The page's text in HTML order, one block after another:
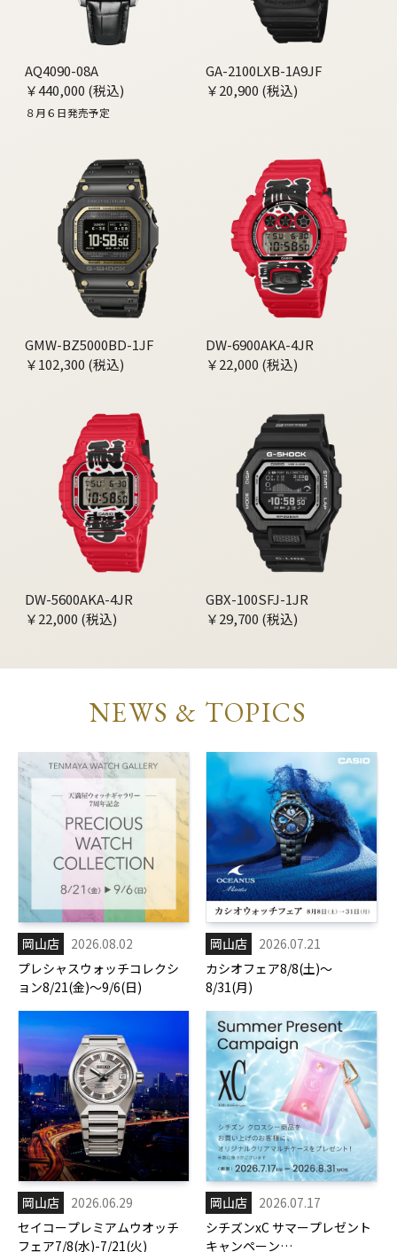
AQ4090-08A
￥440,000 (税込)
８月６日発売予定
GA-2100LXB-1A9JF
￥20,900 (税込)
GMW-BZ5000BD-1JF
￥102,300 (税込)
DW-6900AKA-4JR
￥22,000 (税込)
DW-5600AKA-4JR
￥22,000 (税込)
GBX-100SFJ-1JR
￥29,700 (税込)
NEWS & TOPICS
岡山店
2026.08.02
プレシャスウォッチコレクシ
ョン8/21(金)～9/6(日)
岡山店
2026.07.21
カシオフェア8/8(土)～
8/31(月)
岡山店
2026.06.29
セイコープレミアムウオッチ
フェア7/8(水)-7/21(火)
岡山店
2026.07.17
シチズンxC サマープレゼント
キャンペーン